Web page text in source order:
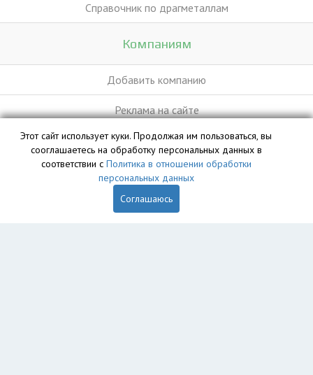
Справочник по драгметаллам
Компаниям
Добавить компанию
Реклама на сайте
База данных сайта vyvoz.org является интеллектуальной
собственностью ООО «Профит» и охраняется законом.
Этот сайт использует куки. Продолжая им пользоваться, вы
сооглашаетесь на обработку персональных данных в
соответствии с Политика в отношении обработки
персональных данных
Соглашаюсь